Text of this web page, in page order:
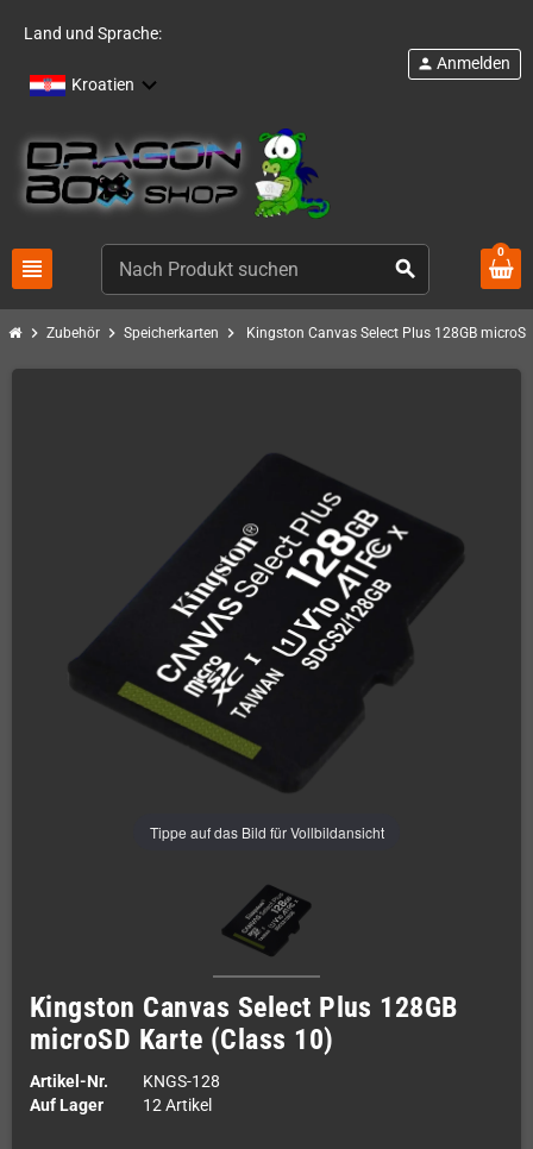
Land und Sprache:
Kroatien
view_headline search
person Anmelden
0
chevron_right Zubehör chevron_right Speicherkarten chevron_right Kingston Canvas Select Plus 128GB
Tippe auf das Bild für Vollbildansicht
Kingston Canvas Select Plus 128GB
microSD Karte (Class 10)
Artikel-Nr.
KNGS-128
Auf Lager
12 Artikel